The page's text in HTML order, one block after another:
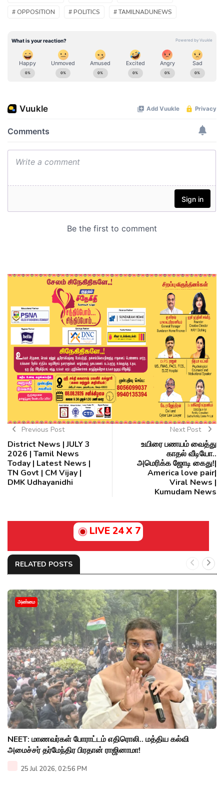
# OPPOSITION
# POLITICS # TAMILNADUNEWS
Previous Post
District News | JULY 3
2026 | Tamil News
Today | Latest News |
TN Govt | CM Vijay |
DMK Udhayanidhi
Next Post
உயிரை பணயம் வைத்து
காதல் வீடியோ..
அமெரிக்க ஜோடி கைது!|
America love pair|
Viral News |
Kumudam News
LIVE 24 X 7
RELATED POSTS
அண்மை
NEET: மாணவர்கள் போராட்டம் எதிரொலி.. மத்திய கல்வி
அமைச்சர் தர்மேந்திர பிரதான் ராஜினாமா!
25 Jul 2026, 02:56 PM